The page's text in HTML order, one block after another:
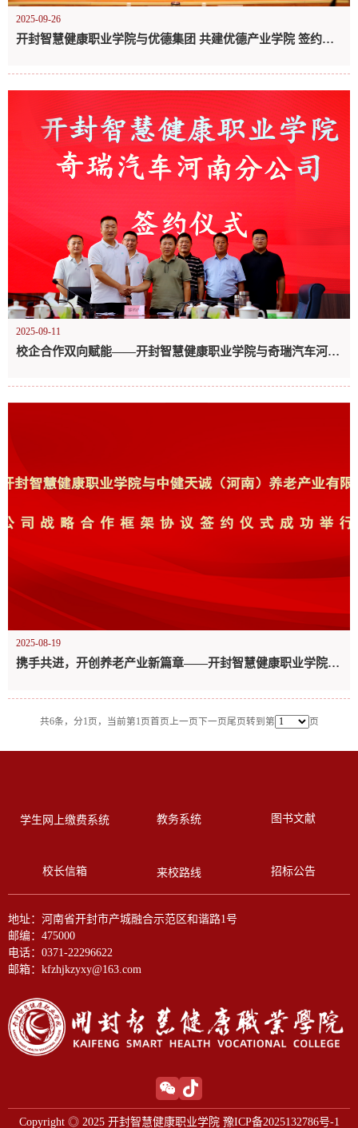
2025-09-26
开封智慧健康职业学院与优德集团 共建优德产业学院 签约揭牌暨捐赠仪式圆满举行
2025-09-11
校企合作双向赋能——开封智慧健康职业学院与奇瑞汽车河南分公司签约仪式顺利举行
2025-08-19
携手共进，开创养老产业新篇章——开封智慧健康职业学院与中健天诚（河南）养老产业有限公司战略合作框架协议签约仪式成功举行
共6条，分1页，当前第1页 首页上一页 下一页尾页转到第 页
学生网上缴费系统 教务系统 图书文献
校长信箱 来校路线 招标公告
地址：河南省开封市产城融合示范区和谐路1号
邮编：475000
电话：0371-22296622
邮箱：kfzhjkzyxy@163.com
Copyright ◎ 2025 开封智慧健康职业学院 豫ICP备2025132786号-1